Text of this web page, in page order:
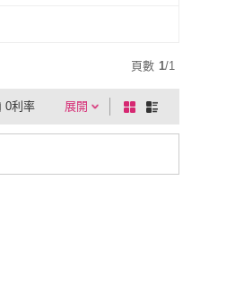
頁數 1/1
展開
0利率
棋
盤
列